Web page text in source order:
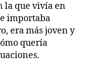
la que vivía en
importaba
era más joven y
quería